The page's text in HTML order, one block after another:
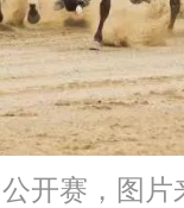
开赛，图片